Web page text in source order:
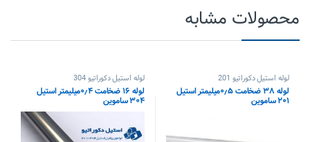
محصولات مشابه
لوله استیل دکوراتیو 201
لوله ۳۸ ضخامت ۰٫۵میلیمتر استیل
۲۰۱ ساموین
لوله استیل دکوراتیو 304
لوله ۱۶ ضخامت ۰٫۴میلیمتر استیل
۳۰۴ ساموین